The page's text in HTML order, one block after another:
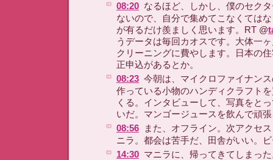
08:20 なるほど、しかし、僕のセク
ないので、自分で集めてこなくては
が有るだけ羨ましく思います。RT @
うデータは毎回カオスです。大体一
クリーニングに費やします。日本の
正申込があるとか。
08:23 今朝は、マイクロファイナン
作っている小物のハンディクラフト
くる。インタビューして、写真をと
いだ。マンゴージュースを飲んで頑
08:56
また、オフライン。次アクセ
ニラ。都会は苦手だ、田舎がいい。
14:30 マニラに、帰ってきてしまっ